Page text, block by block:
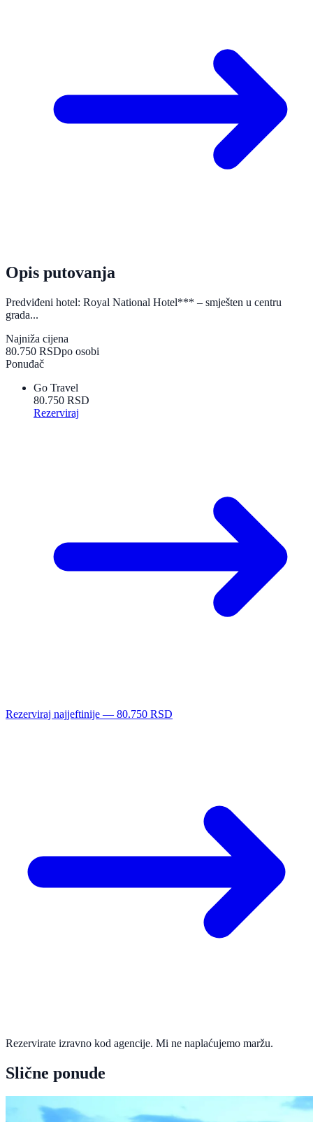
Opis putovanja
Predviđeni hotel: Royal National Hotel*** – smješten u centru
grada...
Najniža cijena
80.750 RSDpo osobi
Ponuđač
Go Travel
80.750 RSD
Rezerviraj
Rezerviraj najjeftinije — 80.750 RSD
Rezervirate izravno kod agencije. Mi ne naplaćujemo maržu.
Slične ponude